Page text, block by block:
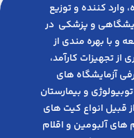
وارد کننده و توزیع
و پزشکی در
و ﺑﺎ ﺑﻬﺮه ﻣﻨﺪی از
از ﺗﺠﻬﯿﺰات ﮐﺎرآﻣﺪ،
آزﻣﺎﯾﺸﮕﺎه های
و بیمارستان
قبیل انواع کیت های
آلبومین و اقلام